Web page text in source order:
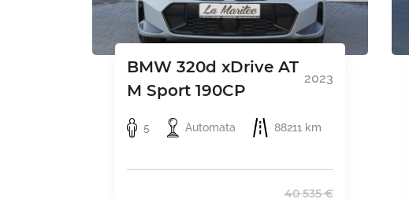
BMW 320d xDrive AT
M Sport 190CP
2023
5 Automata 88211 km
40 535 €